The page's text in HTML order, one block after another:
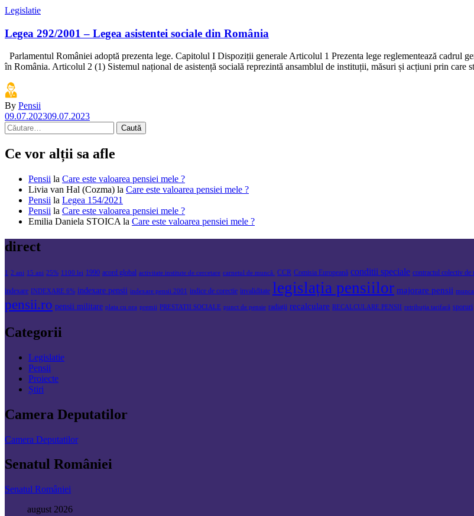
Legislatie
Legea 292/2001 – Legea asistentei sociale din România
Parlamentul României adoptă prezenta lege. Capitolul I Dispoziții generale Articolul 1 Prezenta lege reglementează cadrul
în România. Articolul 2 (1) Sistemul național de asistență socială reprezintă ansamblul de instituții, măsuri și acțiuni prin
By Pensii
09.07.202309.07.2023
Caută
după:
Ce vor alții sa afle
Pensii la Care este valoarea pensiei mele ?
Livia van Hal (Cozma) la Care este valoarea pensiei mele ?
Pensii la Legea 154/2021
Pensii la Care este valoarea pensiei mele ?
Emilia Daniela STOICA la Care este valoarea pensiei mele ?
direct
1 2 ani 15 ani 25% 1100 lei 1990 acord global activitate institute de cercetare carnetul de muncă. CCR Comisia Europeană conditii speciale contractul colectiv de
indexare INDEXARE 6% indexare pensii indexare pensii 2001 indice de corectie invaliditate legislația pensiilor majorare pensii
pensii.ro pensii militare plata cu ora premii PRESTATII SOCIALE punct de pensie radiații recalculare RECALCULARE PENSII retribuția tarifară sporuri
Categorii
Legislatie
Pensii
Proiecte
Știri
Camera Deputatilor
Camera Deputatilor
Senatul României
Senatul României
august 2026